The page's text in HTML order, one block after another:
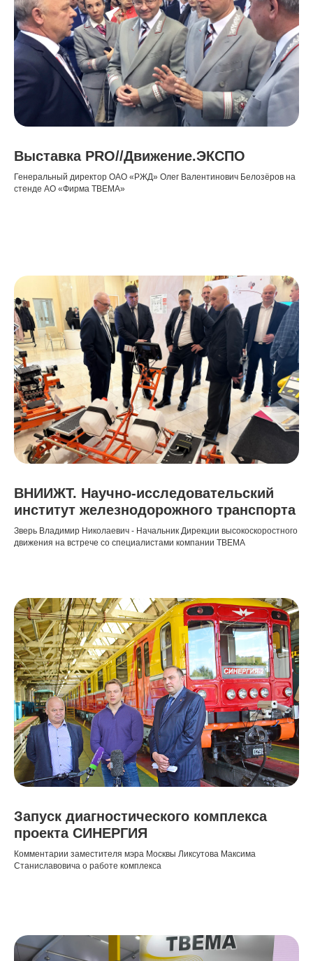
Выставка PRO//Движение.ЭКСПО
Генеральный директор ОАО «РЖД» Олег Валентинович Белозёров на
стенде АО «Фирма ТВЕМА»
ВНИИЖТ. Научно-исследовательский
институт железнодорожного транспорта
Зверь Владимир Николаевич - Начальник Дирекции высокоскоростного
движения на встрече со специалистами компании ТВЕМА
Запуск диагностического комплекса
проекта СИНЕРГИЯ
Комментарии заместителя мэра Москвы Ликсутова Максима
Станиславовича о работе комплекса